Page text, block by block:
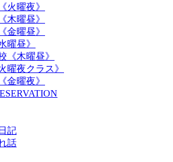
火曜夜》
木曜昼》
金曜昼》
曜昼》
《木曜昼》
曜夜クラス》
金曜夜》
記
話